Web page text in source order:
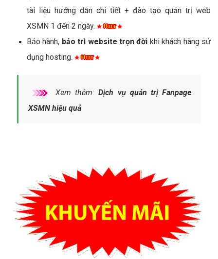
tài liệu hướng dẫn chi tiết + đào tạo quản trị web
XSMN 1 đến 2 ngày.
Bảo hành, bảo trì website trọn đời khi khách hàng sử
dụng hosting.
Xem thêm:Dịch vụ quản trị Fanpage
XSMN hiệu quả